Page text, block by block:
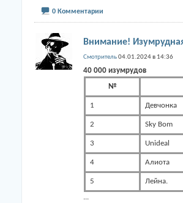
0 Комментарии
Внимание!
Смотритель04.01.2024 в 14:36
40 000 изумрудов
№
1 Девчонка
2 Sky Bom
3 Unideal
4 Алиота
5 Лейна.
...